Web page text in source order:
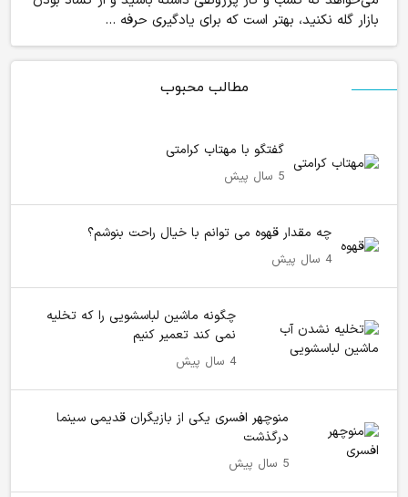
بازار گله نکنید، بهتر است که برای یادگیری حرفه ...
مطالب محبوب
گفتگو با مهتاب کرامتی
5 سال پیش
چه مقدار قهوه می توانم با خیال راحت بنوشم؟
4 سال پیش
چگونه ماشین لباسشویی را که تخلیه
نمی کند تعمیر کنیم
4 سال پیش
منوچهر افسری یکی از بازیگران قدیمی سینما
درگذشت
5 سال پیش